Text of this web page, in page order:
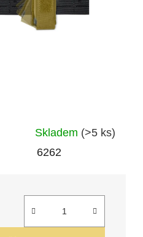
Skladem (>5 ks)
6262